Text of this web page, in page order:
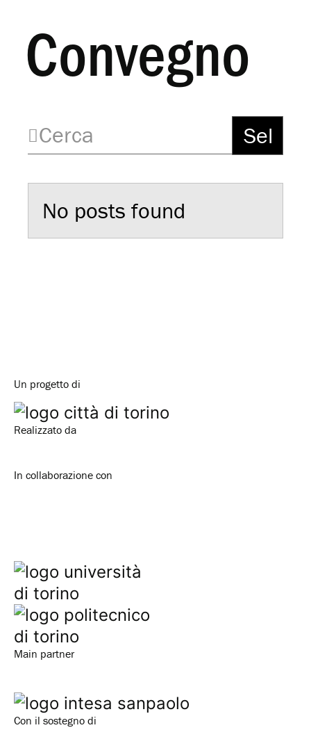
Convegno
No posts found
Un progetto di
Realizzato da
In collaborazione con
Main partner
Con il sostegno di